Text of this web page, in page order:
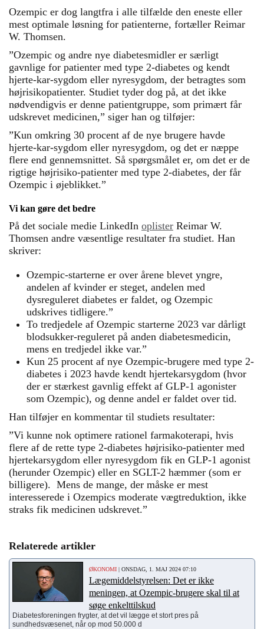
Ozempic er dog langtfra i alle tilfælde den eneste eller
mest optimale løsning for patienterne, fortæller Reimar
W. Thomsen.
”Ozempic og andre nye diabetesmidler er særligt
gavnlige for patienter med type 2-diabetes og kendt
hjerte-kar-sygdom eller nyresygdom, der betragtes som
højrisikopatienter. Studiet tyder dog på, at det ikke
nødvendigvis er denne patientgruppe, som primært får
udskrevet medicinen,” siger han og tilføjer:
”Kun omkring 30 procent af de nye brugere havde
hjerte-kar-sygdom eller nyresygdom, og det er næppe
flere end gennemsnittet. Så spørgsmålet er, om det er de
rigtige højrisiko-patienter med type 2-diabetes, der får
Ozempic i øjeblikket.”
Vi kan gøre det bedre
På det sociale medie LinkedIn oplister Reimar W.
Thomsen andre væsentlige resultater fra studiet. Han
skriver:
Ozempic-starterne er over årene blevet yngre,
andelen af kvinder er steget, andelen med
dysreguleret diabetes er faldet, og Ozempic
udskrives tidligere.”
To tredjedele af Ozempic starterne 2023 var dårligt
blodsukker-reguleret på anden diabetesmedicin,
mens en tredjedel ikke var.”
Kun 25 procent af nye Ozempic-brugere med type 2-
diabetes i 2023 havde kendt hjertekarsygdom (hvor
der er stærkest gavnlig effekt af GLP-1 agonister
som Ozempic), og denne andel er faldet over tid.
Han tilføjer en kommentar til studiets resultater:
”Vi kunne nok optimere rationel farmakoterapi, hvis
flere af de rette type 2-diabetes højrisiko-patienter med
hjertekarsygdom eller nyresygdom fik en GLP-1 agonist
(herunder Ozempic) eller en SGLT-2 hæmmer (som er
billigere). Mens de mange, der måske er mest
interesserede i Ozempics moderate vægtreduktion, ikke
straks fik medicinen udskrevet.”
Relaterede artikler
ØKONOMI | ONSDAG, 1. MAJ 2024 07:10
Lægemiddelstyrelsen: Det er ikke
meningen, at Ozempic-brugere skal til at
søge enkelttilskud
Diabetesforeningen frygter, at det vil lægge et stort pres på
sundhedsvæsenet, når op mod 50.000 d